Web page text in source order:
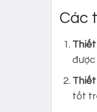
Các
được
tốt